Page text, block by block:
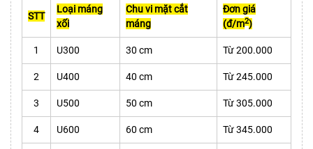
STT
Loại máng
xối
Chu vi mặt cắt
máng
Đơn giá
(đ/m2)
1 U300 30 cm Từ 200.000
2 U400 40 cm Từ 245.000
3 U500 50 cm Từ 305.000
4 U600 60 cm Từ 345.000